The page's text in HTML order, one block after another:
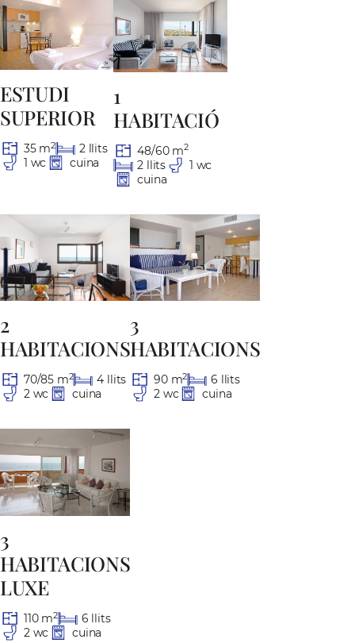
ESTUDI
SUPERIOR
35 m2
2 llits
1 wc
cuina
1
HABITACIÓ
48/60 m2
2 llits
1 wc
cuina
2
HABITACIONS
70/85 m2
4 llits
2 wc
cuina
3
HABITACIONS
90 m2
6 llits
2 wc
cuina
3
HABITACIONS
LUXE
110 m2
6 llits
2 wc
cuina